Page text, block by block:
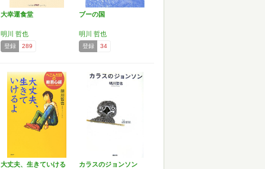
大幸運食堂
明川 哲也
登録 289
ブーの国
明川 哲也
登録 34
大丈夫、生きていける
カラスのジョンソン